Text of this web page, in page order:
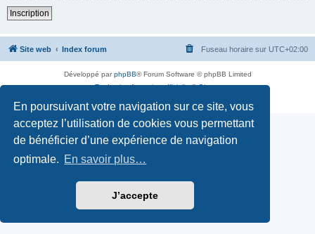
En poursuivant votre navigation sur ce site, vous
acceptez l’utilisation de cookies vous permettant
de bénéficier d’une expérience de navigation
optimale. En savoir plus…
J’accepte
Inscription
Site web Index forum Fuseau horaire sur UTC+02:00
Développé parphpBB® Forum Software © phpBB Limited
Traduction française officielle©Qiaeru